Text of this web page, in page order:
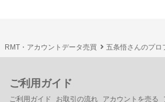
RMT・アカウントデータ売買 五条悟さんのプロ
ご利用ガイド
ご利用ガイド お取引の流れ アカウントを売る